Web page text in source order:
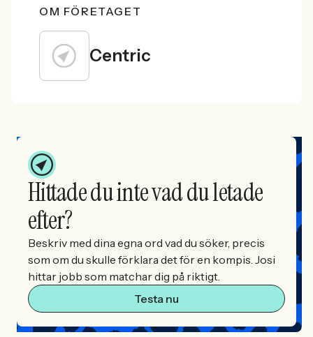
OM FÖRETAGET
Centric
Hittade du inte vad du letade
efter?
Beskriv med dina egna ord vad du söker, precis
som om du skulle förklara det för en kompis. Josi
hittar jobb som matchar dig på riktigt.
Testa nu